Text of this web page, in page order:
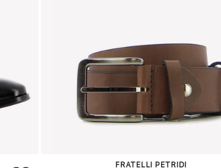
FRATELLI PETRIDI